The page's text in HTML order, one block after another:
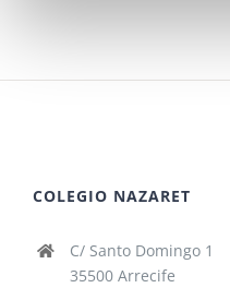
COLEGIO NAZARET
C/ Santo Domingo 1
35500 Arrecife